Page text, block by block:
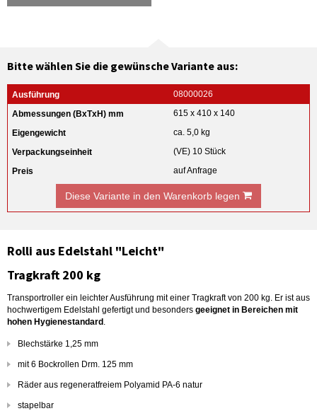
Bitte wählen Sie die gewünsche Variante aus:
08000026
615 x 410 x 140
ca. 5,0 kg
(VE) 10 Stück
auf Anfrage
Diese Variante in den Warenkorb legen
Rolli aus Edelstahl "Leicht"
Tragkraft 200 kg
Transportroller ein leichter Ausführung mit einer Tragkraft von 200 kg. Er ist aus
hochwertigem Edelstahl gefertigt und besonders geeignet in Bereichen mit
hohen Hygienestandard .
Blechstärke 1,25 mm
mit 6 Bockrollen Drm. 125 mm
Räder aus regeneratfreiem Polyamid PA-6 natur
stapelbar